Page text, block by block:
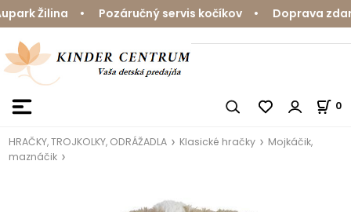
Žilina • Pozáručný servis kočíkov • Doprava
0
HRAČKY, TROJKOLKY, ODRÁŽADLA Klasické hračky
Mojkáčik,
maznáčik